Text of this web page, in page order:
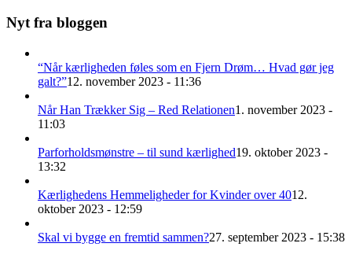
Nyt fra bloggen
“Når kærligheden føles som en Fjern Drøm… Hvad gør jeg
galt?”12. november 2023 - 11:36
Når Han Trækker Sig – Red Relationen1. november 2023 -
11:03
Parforholdsmønstre – til sund kærlighed19. oktober 2023 -
13:32
Kærlighedens Hemmeligheder for Kvinder over 4012.
oktober 2023 - 12:59
Skal vi bygge en fremtid sammen?27. september 2023 - 15:38